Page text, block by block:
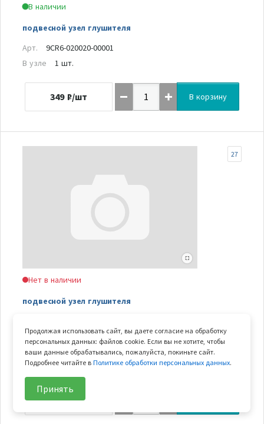
В наличии
подвесной узел глушителя
Арт.
9CR6-020020-00001
В узле
1 шт.
349 ₽/шт В корзину
Нет в наличии
подвесной узел глушителя
27
Арт. замены
7020-022000-00001
В узле
1 шт.
Вес
0.134 кг
434 ₽/шт
Продолжая использовать сайт, вы даете согласие на обработку
персональных данных: файлов cookie. Если вы не хотите, чтобы
ваши данные обрабатывались, пожалуйста, покиньте сайт.
Подробнее читайте вПолитике обработки персональных данных.
Принять